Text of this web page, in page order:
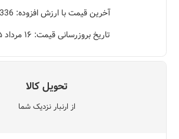
آخرین قیمت با ارزش افزوده: 165,336
تاریخ بروزرسانی قیمت: ۱۶ مرداد ۱۴۰۵
تحویل کالا
از ارنبار نزدیک شما